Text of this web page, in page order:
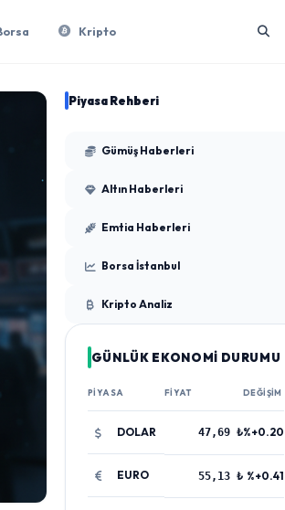
Kripto
Piyasa Rehberi
Gümüş Haberleri
Altın Haberleri
Emtia Haberleri
Borsa İstanbul
Kripto Analiz
GÜNLÜK EKONOMİ DURUMU
PIYASA FIYAT DEĞIŞIM
DOLAR 47,69 ₺%+0.20
EURO 55,13 ₺ %+0.41